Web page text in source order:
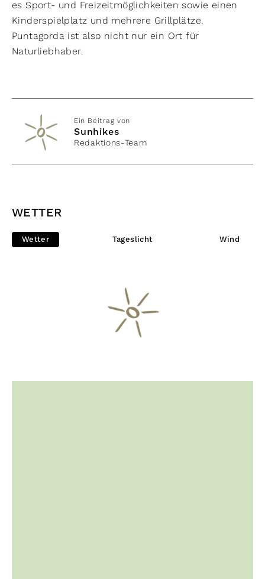
es Sport- und Freizeitmöglichkeiten sowie einen
Kinderspielplatz und mehrere Grillplätze.
Puntagorda ist also nicht nur ein Ort für
Naturliebhaber.
Ein Beitrag von
Sunhikes
Redaktions-Team
WETTER
Wetter Tageslicht Wind